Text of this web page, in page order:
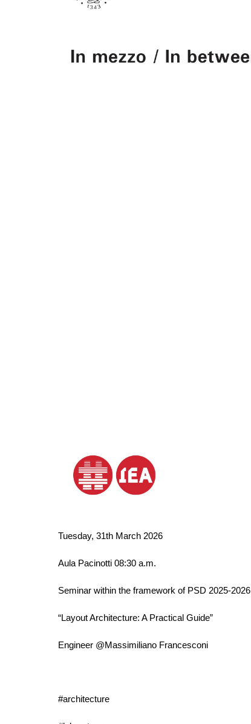
Tuesday, 31th March 2026
Aula Pacinotti 08:30 a.m.
Seminar within the framework of PSD 2025-2026
“Layout Architecture: A Practical Guide”
Engineer @Massimiliano Francesconi
#architecture